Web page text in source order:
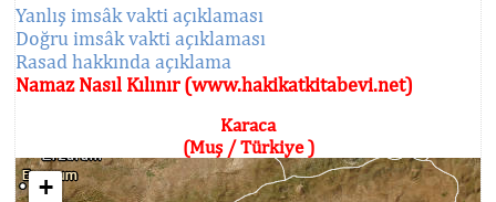
Yanlış imsâk vakti açıklaması
Doğru imsâk vakti açıklaması
Rasad hakkında açıklama
Namaz Nasıl Kılınır (www.hakikatkitabevi.net)
Karaca
(Muş / Türkiye )
+